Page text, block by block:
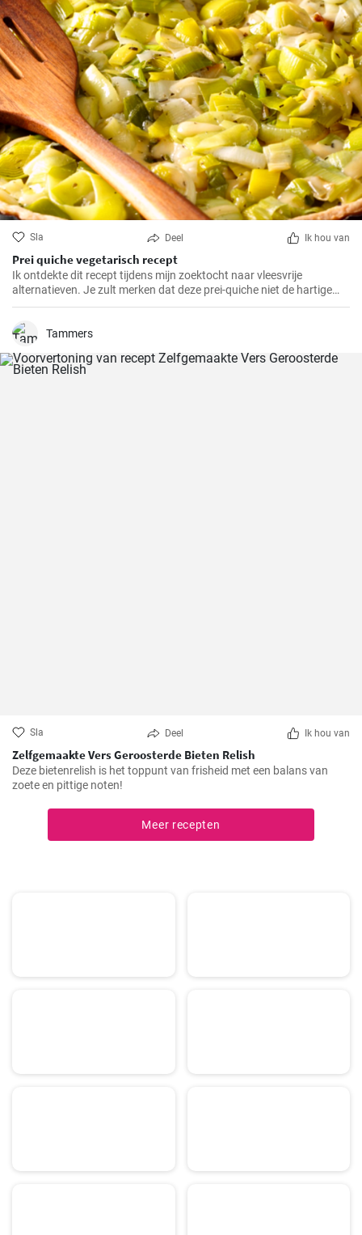
Sla Deel Ik hou van
Prei quiche vegetarisch recept
Ik ontdekte dit recept tijdens mijn zoektocht naar vleesvrije
alternatieven. Je zult merken dat deze prei-quiche niet de hartige
smaak mist van versies met vlees. Het is makkelijk te maken en
tevoren klaar te maken. Daarom is dit recept al jaren een van mijn
Tammers
Sla Deel Ik hou van
Zelfgemaakte Vers Geroosterde Bieten Relish
Deze bietenrelish is het toppunt van frisheid met een balans van
zoete en pittige noten!
Meer recepten